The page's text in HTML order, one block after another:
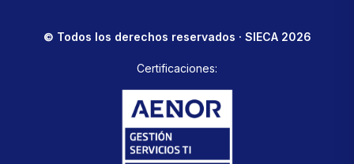
© Todos los derechos reservados · SIECA 2026
Certificaciones: